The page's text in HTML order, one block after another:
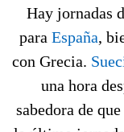
Hay jornadas
para España,
con Grecia.
una hora
sabedora de